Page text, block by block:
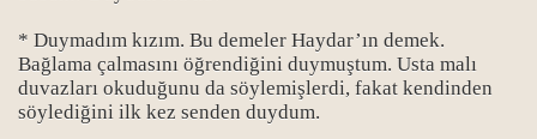
* Duymadım kızım. Bu demeler Haydar’ın demek.
Bağlama çalmasını öğrendiğini duymuştum. Usta malı
duvazları okuduğunu da söylemişlerdi, fakat kendinden
söylediğini ilk kez senden duydum.